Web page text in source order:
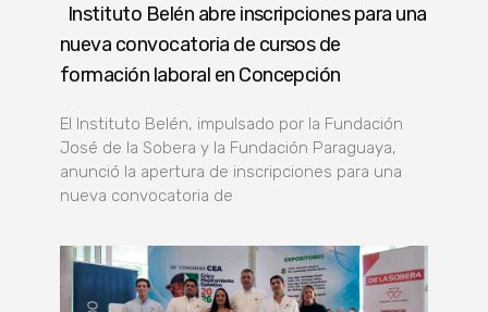
Instituto Belén abre inscripciones para una
nueva convocatoria de cursos de
formación laboral en Concepción
El Instituto Belén, impulsado por la Fundación
José de la Sobera y la Fundación Paraguaya,
anunció la apertura de inscripciones para una
nueva convocatoria de